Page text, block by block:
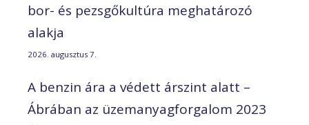
bor- és pezsgőkultúra meghatározó
alakja
2026. augusztus 7.
A benzin ára a védett árszint alatt –
Ábrában az üzemanyagforgalom 2023